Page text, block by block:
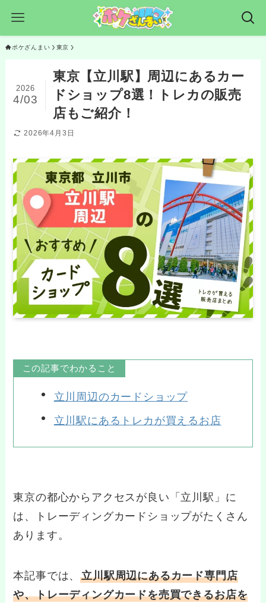
ポケざんまい 東京
東京【立川駅】周辺にあるカー
ドショップ8選！トレカの販売
店もご紹介！
2026
4/03
2026年4月3日
この記事でわかること
立川周辺のカードショップ
立川駅にあるトレカが買えるお店
東京の都心からアクセスが良い「立川駅」に
は、トレーディングカードショップがたくさん
あります。
本記事では、立川駅周辺にあるカード専門店
や、トレーディングカードを売買できるお店を